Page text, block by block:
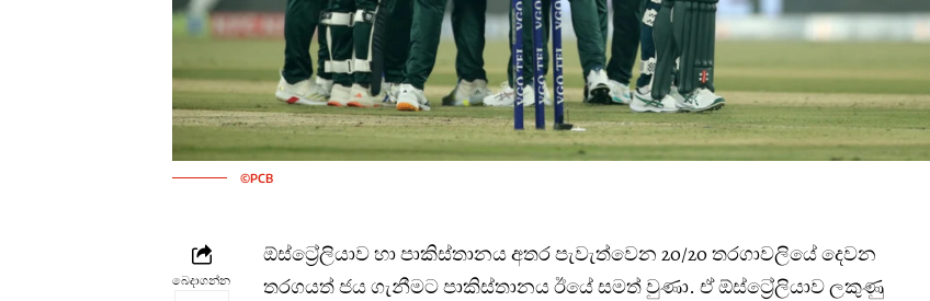
©PCB
බෙදාගන්න
ඕස්ට්‍රේලියාව හා පාකිස්තානය අතර පැවැත්වෙන 20/20 තරගාවලියේ දෙවන
තරගයත් ජය ගැනීමට පාකිස්තානය ඊයේ සමත් වුණා. ඒ ඕස්ට්‍රේලියාව ලකුණු